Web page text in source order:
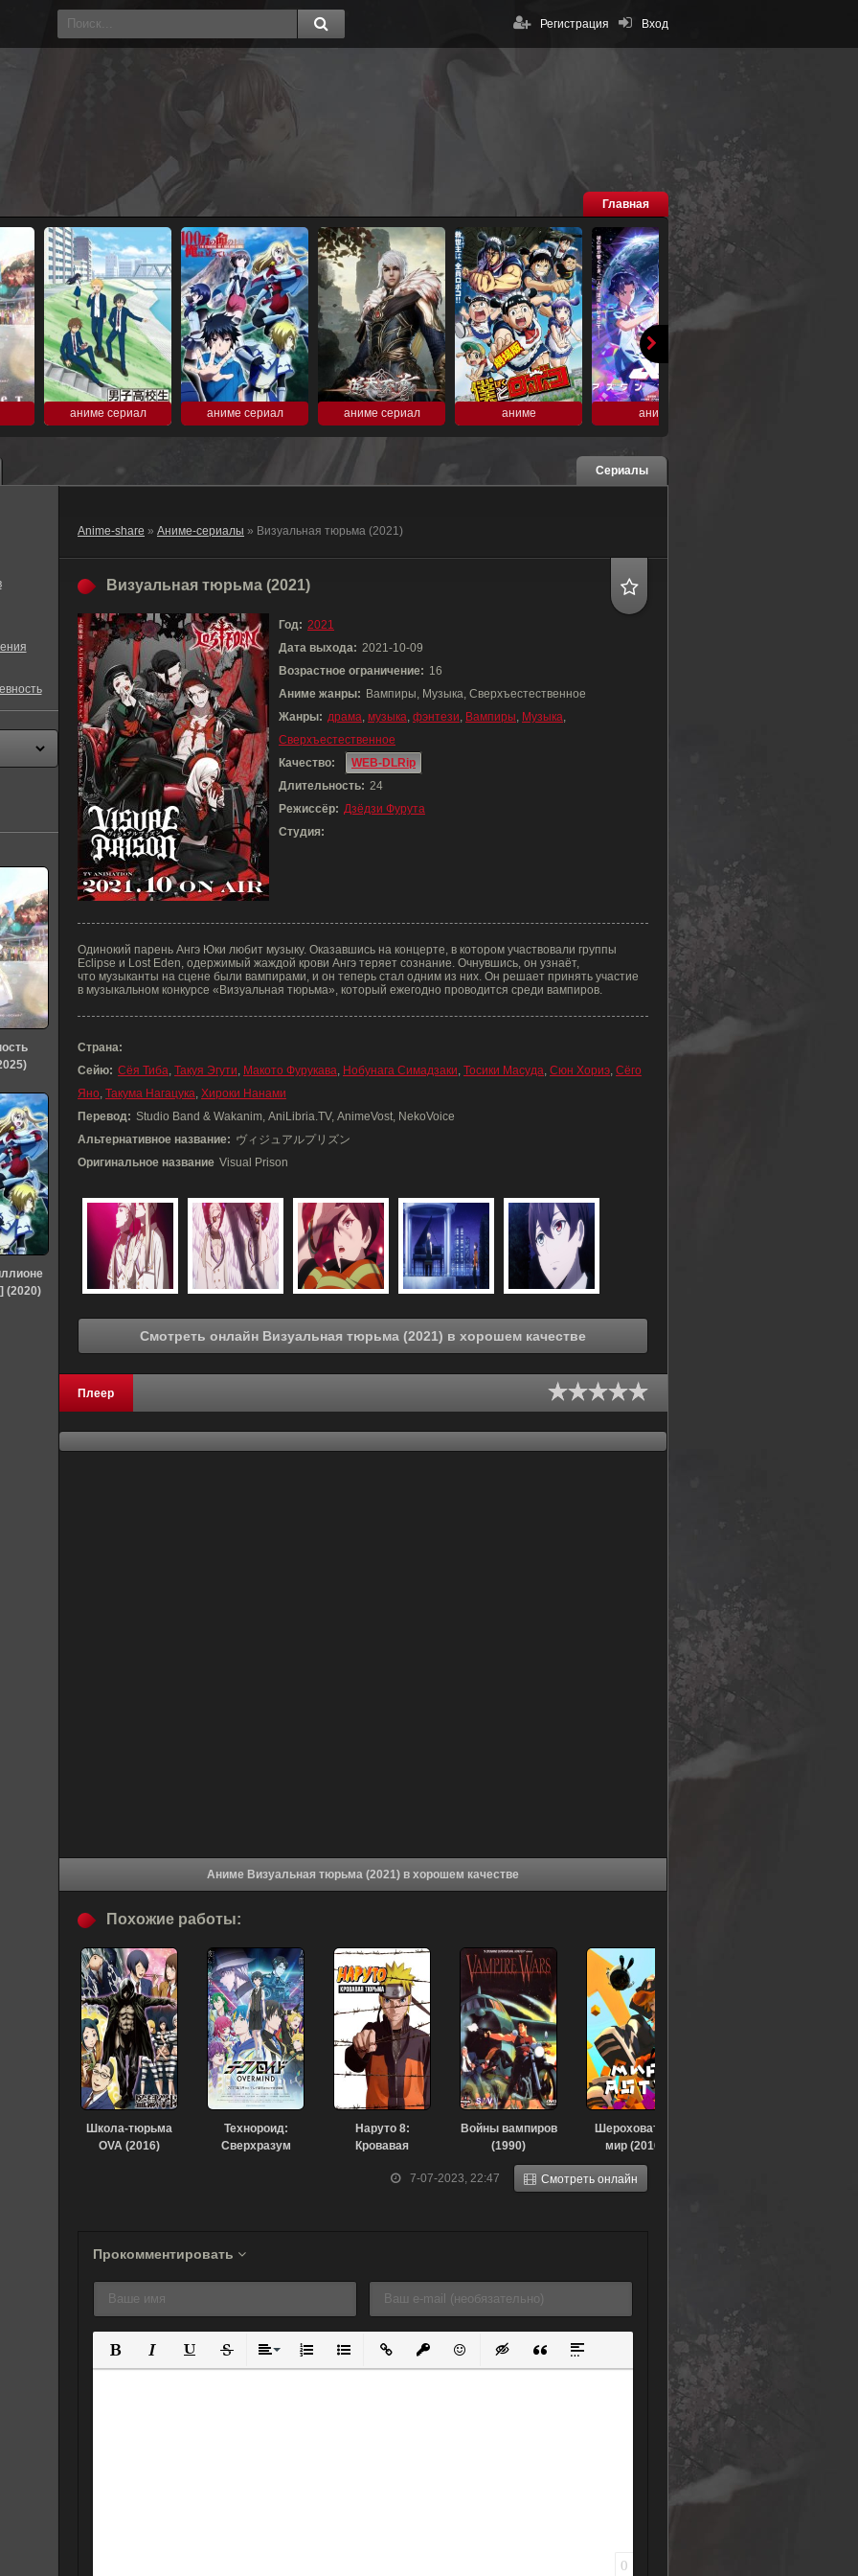
Вход
Регистрация
Главная
аниме сериал аниме сериал аниме сериал аниме аниме
Сериалы
Anime-share » Аниме-сериалы » Визуальная тюрьма (2021)
Визуальная тюрьма (2021)
Год: 2021
Дата выхода: 2021-10-09
Возрастное ограничение: 16
Аниме жанры: Вампиры, Музыка, Сверхъестественное
Жанры: драма, музыка, фэнтези, Вампиры, Музыка,
Сверхъестественное
Качество:
WEB-DLRip
Длительность: 24
Режиссёр: Дзёдзи Фурута
Студия:
Одинокий парень Ангэ Юки любит музыку. Оказавшись на концерте, в котором участвовали группы
Eclipse и Lost Eden, одержимый жаждой крови Ангэ теряет сознание. Очнувшись, он узнаёт,
что музыканты на сцене были вампирами, и он теперь стал одним из них. Он решает принять участие
в музыкальном конкурсе «Визуальная тюрьма», который ежегодно проводится среди вампиров.
Страна:
Сейю: Сёя Тиба, Такуя Эгути, Макото Фурукава, Нобунага Симадзаки, Тосики Масуда, Сюн Хориэ, Сёго
Яно, Такума Нагацука, Хироки Нанами
Перевод: Studio Band & Wakanim, AniLibria.TV, AnimeVost, NekoVoice
Альтернативное название: ヴィジュアルプリズン
Оригинальное название Visual Prison
Смотреть онлайн Визуальная тюрьма (2021) в хорошем качестве
Плеер
Аниме Визуальная тюрьма (2021) в хорошем качестве
7-07-2023, 22:47 Смотреть онлайн
Похожие работы:
Школа-тюрьма
OVA (2016)
Технороид:
Сверхразум
Наруто 8:
Кровавая
Войны вампиров
(1990)
Шероховатый
мир (2016)
Прокомментировать
Полужирный
КурсивПодчеркнутый
ЗачеркнутыйВыравнивание
Нумерованный список
Маркированный список
Вставить ссылку
Вставить защищенную ссылку
Вставить смайлик
Вставка скрытого текста
Вставка цитаты
Вставка спойлера
0
(2020)